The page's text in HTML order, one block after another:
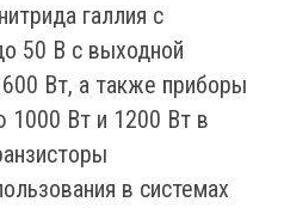
галлия с
50 В с выходной
Вт, а также приборы
Вт и 1200 Вт в
в системах